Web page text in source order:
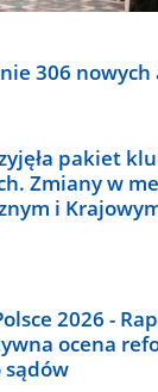
306
pakiet
Zmiany w
i
2026 -
ocena
sądów